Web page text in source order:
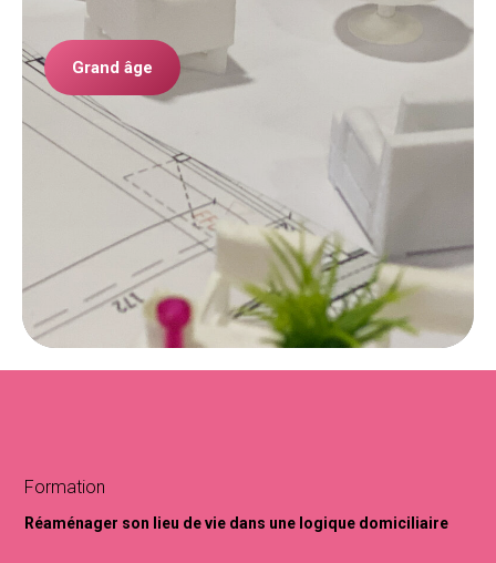
Grand âge
Formation
Réaménager son lieu de vie dans une logique domiciliaire